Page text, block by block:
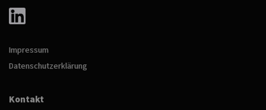
Impressum
Datenschutzerklärung
Kontakt